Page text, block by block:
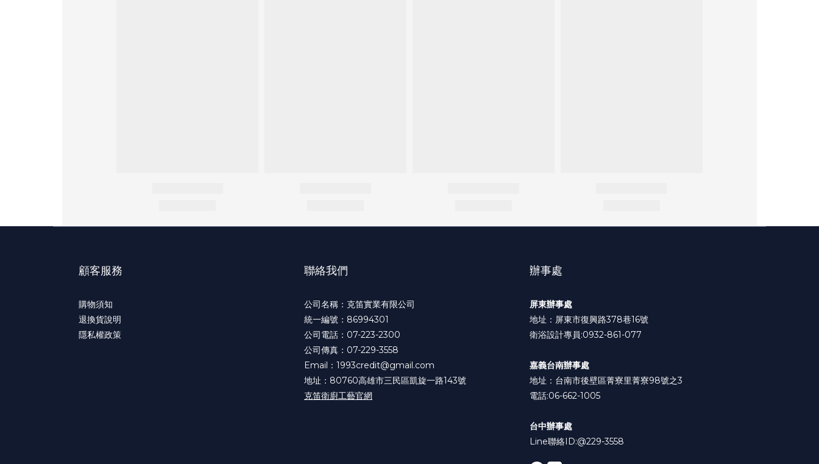
顧客服務
購物須知
退換貨說明
隱私權政策
聯絡我們
公司名稱：克笛實業有限公司
統一編號：86994301
公司電話：07-223-2300
公司傳真：07-229-3558
Email：1993credit@gmail.com
地址：80760高雄市三民區凱旋一路143號
克笛衛廚工藝官網
辦事處
屏東辦事處
地址：屏東市復興路378巷16號
衛浴設計專員:0932-861-077
嘉義台南辦事處
地址：台南市後壁區菁寮里菁寮98號之3
電話:06-662-1005
台中辦事處
Line聯絡ID:@229-3558